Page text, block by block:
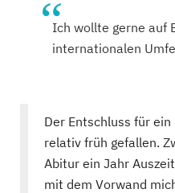
Ich wollte gerne auf
internationalen
Der Entschluss für
relativ früh gefallen.
Abitur ein Jahr
mit dem Vorwand